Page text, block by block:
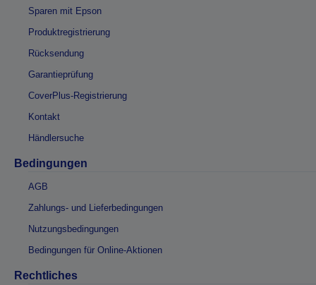
Sparen mit Epson
Produktregistrierung
Rücksendung
Garantieprüfung
CoverPlus-Registrierung
Kontakt
Händlersuche
Bedingungen
AGB
Zahlungs- und Lieferbedingungen
Nutzungsbedingungen
Bedingungen für Online-Aktionen
Rechtliches